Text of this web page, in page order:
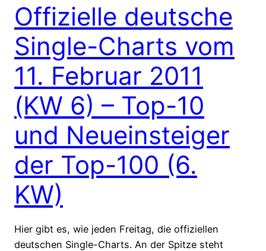
Offizielle deutsche
Single-Charts vom
11. Februar 2011
(KW 6) – Top-10
und Neueinsteiger
der Top-100 (6.
KW)
Hier gibt es, wie jeden Freitag, die offiziellen
deutschen Single-Charts. An der Spitze steht